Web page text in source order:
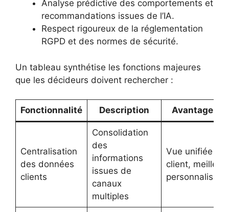
Analyse prédictive des comportements et
recommandations issues de l’IA.
Respect rigoureux de la réglementation
RGPD et des normes de sécurité.
Un tableau synthétise les fonctions majeures
que les décideurs doivent rechercher :
Fonctionnalité Description Avantage clé
Centralisation
des données
clients
Consolidation
des
informations
issues de
canaux
multiples
Vue unifiée du
client,